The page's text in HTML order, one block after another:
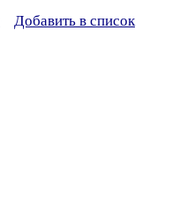
Добавить в список